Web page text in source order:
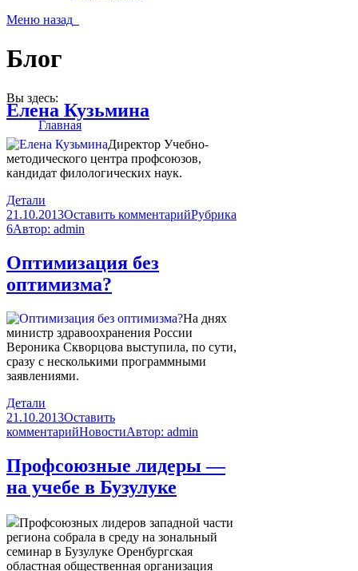
Меню назад
Блог
Вы здесь:
Главная
Елена Кузьмина
Директор Учебно-
методического центра профсоюзов,
кандидат филологических наук.
Детали
21.10.2013Оставить комментарийРубрика
6Автор: admin
Оптимизация без
оптимизма?
На днях
министр здравоохранения России
Вероника Скворцова выступила, по сути,
сразу с несколькими программными
заявлениями.
Детали
21.10.2013Оставить
комментарийНовостиАвтор: admin
Профсоюзные лидеры —
на учебе в Бузулуке
Профсоюзных лидеров западной части
региона собрала в среду на зональный
семинар в Бузулуке Оренбургская
областная общественная организация